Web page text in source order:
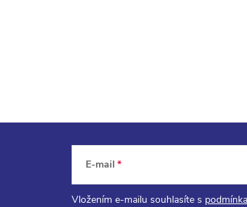
E-mail
Vložením e-mailu souhlasíte s